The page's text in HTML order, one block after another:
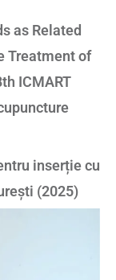
as Related
Treatment of
ICMART
inserție cu
(2025)